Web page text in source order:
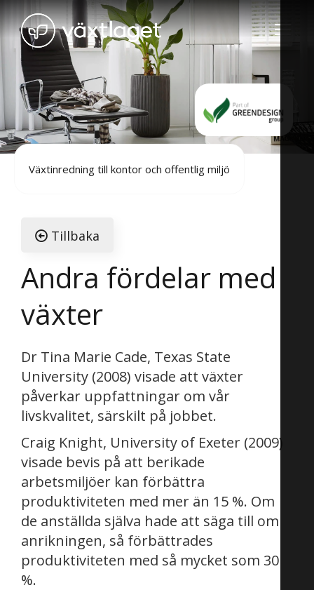
Växtinredning till kontor och offentlig miljö
Tillbaka
Andra fördelar med
växter
Dr Tina Marie Cade, Texas State
University (2008) visade att växter
påverkar uppfattningar om vår
livskvalitet, särskilt på jobbet.
Craig Knight, University of Exeter (2009)
visade bevis på att berikade
arbetsmiljöer kan förbättra
produktiviteten med mer än 15 %. Om
de anställda själva hade att säga till om
anrikningen, så förbättrades
produktiviteten med så mycket som 30
%.